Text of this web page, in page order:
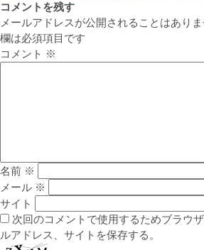
コメントを残す
メールアドレスが公開されることはありま
欄は必須項目です
コメント ※
名前 ※
メール ※
サイト
次回のコメントで使用するためブラウ
ルアドレス、サイトを保存する。